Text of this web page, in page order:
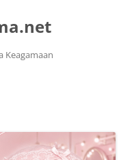
Keagamaan